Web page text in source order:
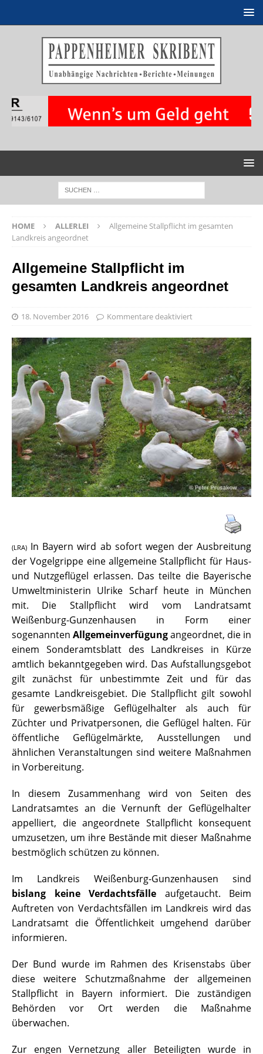
HOME ALLERLEI
Allgemeine Stallpflicht im gesamten
Landkreis angeordnet
Allgemeine Stallpflicht im
gesamten Landkreis angeordnet
18. November 2016 Kommentare deaktiviert
(LRA) In Bayern wird ab sofort wegen der Ausbreitung
der Vogelgrippe eine allgemeine Stallpflicht für Haus-
und Nutzgeflügel erlassen. Das teilte die Bayerische
Umweltministerin Ulrike Scharf heute in München
mit. Die Stallpflicht wird vom Landratsamt
Weißenburg-Gunzenhausen in Form einer
sogenannten Allgemeinverfügungangeordnet, die in
einem Sonderamtsblatt des Landkreises in Kürze
amtlich bekanntgegeben wird. Das Aufstallungsgebot
gilt zunächst für unbestimmte Zeit und für das
gesamte Landkreisgebiet. Die Stallpflicht gilt sowohl
für gewerbsmäßige Geflügelhalter als auch für
Züchter und Privatpersonen, die Geflügel halten. Für
öffentliche Geflügelmärkte, Ausstellungen und
ähnlichen Veranstaltungen sind weitere Maßnahmen
in Vorbereitung.
In diesem Zusammenhang wird von Seiten des
Landratsamtes an die Vernunft der Geflügelhalter
appelliert, die angeordnete Stallpflicht konsequent
umzusetzen, um ihre Bestände mit dieser Maßnahme
bestmöglich schützen zu können.
Im Landkreis Weißenburg-Gunzenhausen sind
bislang
keine Verdachtsfälle aufgetaucht. Beim
Auftreten von Verdachtsfällen im Landkreis wird das
Landratsamt die Öffentlichkeit umgehend darüber
informieren.
Der Bund wurde im Rahmen des Krisenstabs über
diese weitere Schutzmaßnahme der allgemeinen
Stallpflicht in Bayern informiert. Die zuständigen
Behörden vor Ort werden die Maßnahme
überwachen.
Zur engen Vernetzung aller Beteiligten wurde in